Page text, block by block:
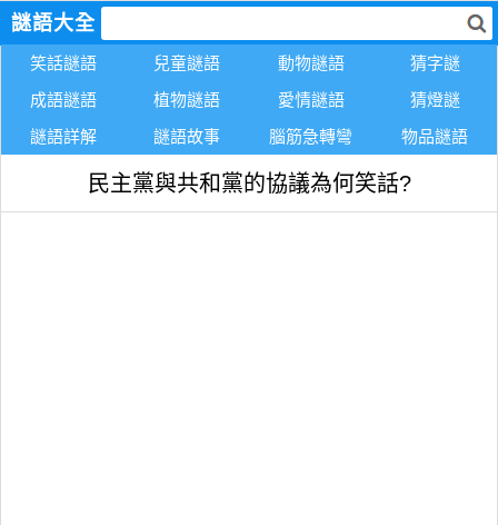
謎語大全
笑話謎語 兒童謎語 動物謎語
猜字謎
成語謎語
植物謎語 愛情謎語
猜燈謎
謎語詳解
謎語故事 腦筋急轉彎 物品謎語
民主黨與共和黨的協議為何笑話?